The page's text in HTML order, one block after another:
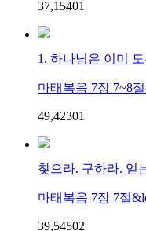
37,15401
1. 하나님은 이미
마태복음 7장 7~8
49,42301
찾으라. 구하라. 얻
마태복음 7장 7절
39,54502